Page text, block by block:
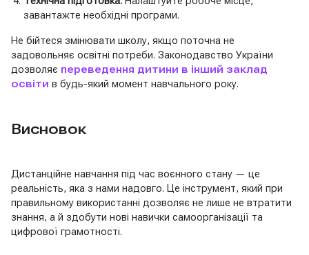
завантажте необхідні програми.
Не бійтеся змінювати школу, якщо поточна не
задовольняє освітні потреби. Законодавство України
дозволяє переведення дитини в інший заклад
освіти в будь-який момент навчального року.
Висновок
Дистанційне навчання під час воєнного стану — це
реальність, яка з нами надовго. Це інструмент, який при
правильному використанні дозволяє не лише не втратити
знання, а й здобути нові навички самоорганізації та
цифрової грамотності.